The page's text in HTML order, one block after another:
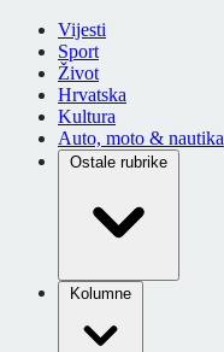
Vijesti
Sport
Život
Hrvatska
Kultura
Auto, moto & nautika
Ostale rubrike
Kolumne